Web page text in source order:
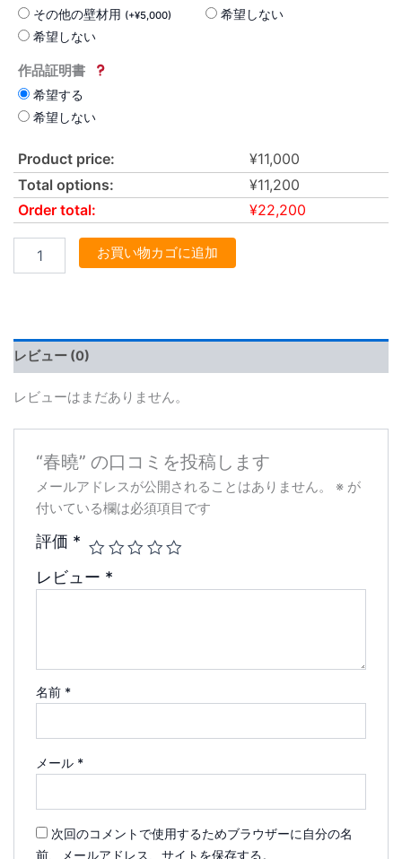
その他の壁材用 (+¥5,000)
希望しない
希望しない
作品証明書
希望する
希望しない
Product price: ¥11,000
Total options:
¥11,200
Order total:
¥22,200
お買い物カゴに追加
レビュー (0)
レビューはまだありません。
“春曉” の口コミを投稿します
メールアドレスが公開されることはありません。 ※ が
付いている欄は必須項目です
評価 *
レビュー *
名前 *
メール *
次回のコメントで使用するためブラウザーに自分の名
前、メールアドレス、サイトを保存する。